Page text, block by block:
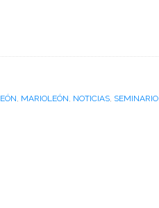
, MARIOLEÓN, NOTICIAS, SEMINARIO